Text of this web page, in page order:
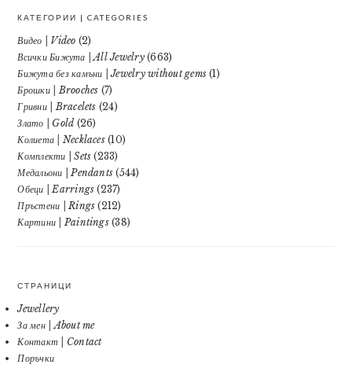
КАТЕГОРИИ | CATEGORIES
Видео | Video (2)
Всички Бижута | All Jewelry(663)
Бижута без камъни | Jewelry without gems (1)
Брошки | Brooches (7)
Гривни | Bracelets (24)
Злато | Gold (26)
Колиета | Necklaces(10)
Комплекти | Sets (233)
Медальони | Pendants (544)
Обеци | Earrings (237)
Пръстени | Rings (212)
Картини | Paintings(38)
СТРАНИЦИ
Jewellery
За мен | About me
Контакт | Contact
Поръчки